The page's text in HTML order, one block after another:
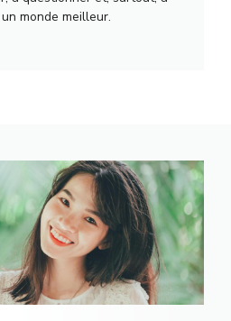
monde meilleur.